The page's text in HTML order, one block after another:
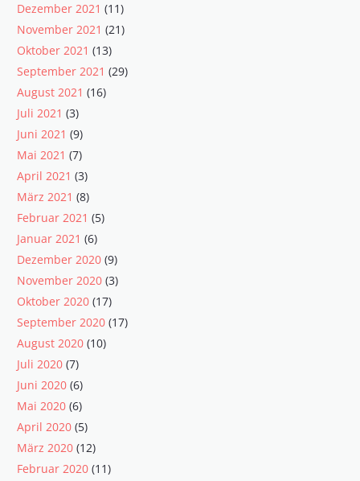
Dezember 2021 (11)
November 2021 (21)
Oktober 2021 (13)
September 2021 (29)
August 2021 (16)
Juli 2021 (3)
Juni 2021 (9)
Mai 2021 (7)
April 2021 (3)
März 2021 (8)
Februar 2021 (5)
Januar 2021 (6)
Dezember 2020 (9)
November 2020 (3)
Oktober 2020 (17)
September 2020 (17)
August 2020 (10)
Juli 2020 (7)
Juni 2020 (6)
Mai 2020 (6)
April 2020 (5)
März 2020 (12)
Februar 2020 (11)